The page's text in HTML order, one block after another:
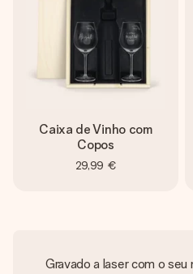
Caixa de Vinho com
Copos
29,99 €
Gravado a laser com o